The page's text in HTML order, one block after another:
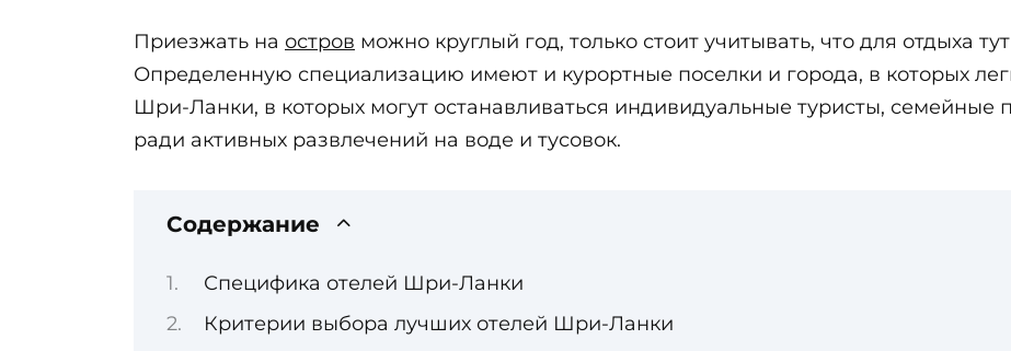
Приезжать на остров можно круглый год, только стоит учитывать, что для отдыха
Определенную специализацию имеют и курортные поселки и города, в которых
Шри-Ланки, в которых могут останавливаться индивидуальные туристы, семейные
ради активных развлечений на воде и тусовок.
Содержание
Специфика отелей Шри-Ланки
Критерии выбора лучших отелей Шри-Ланки